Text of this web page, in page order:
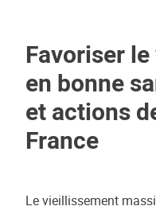
Favoriser
en bonne
et actions
France
Le vieillissement